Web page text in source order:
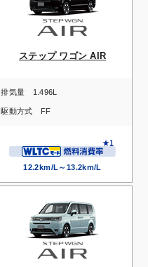
ステップ ワゴン AIR
排気量 1.496L
駆動方式 FF
12.2km/L～13.2km/L